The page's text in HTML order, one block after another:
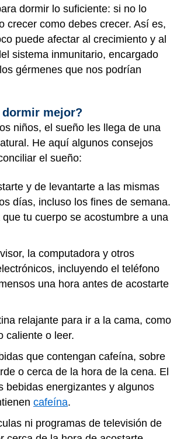
dormir lo suficiente: si no lo
crecer como debes crecer. Así es,
puede afectar al crecimiento y al
sistema inmunitario, encargado
gérmenes que nos podrían
dormir mejor?
niños, el sueño les llega de una
He aquí algunos consejos
el sueño:
y de levantarte a las mismas
días, incluso los fines de semana.
tu cuerpo se acostumbre a una
la computadora y otros
incluyendo el teléfono
una hora antes de acostarte
relajante para ir a la cama, como
caliente o leer.
que contengan cafeína, sobre
o cerca de la hora de la cena. El
bebidas energizantes y algunos
cafeína.
ni programas de televisión de